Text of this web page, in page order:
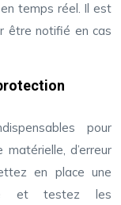
temps réel. Il est
être notifié en cas
pour
d’erreur
en place une
et testez les